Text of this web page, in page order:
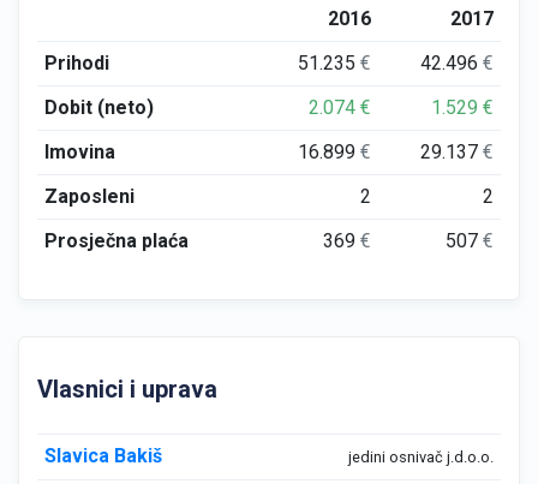
2016
2017
Prihodi
51.235€ 42.496€
Dobit (neto)
2.074€ 1.529€
Imovina
16.899€ 29.137€
Zaposleni
2
2
Prosječna plaća
369€ 507€
Vlasnici i uprava
Slavica Bakiš jedini osnivač j.d.o.o.